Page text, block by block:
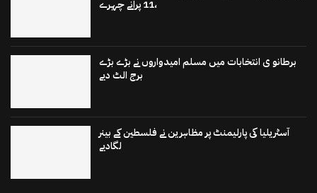
،11 پرانے چہرے
برطانو ی انتخابات میں مسلم امیدواروں نے بڑے بڑے
برج الٹ دیے
آسٹریلیا کی پارلیمنٹ پر مظاہرین نے فلسطین کے بینر
لگادیے